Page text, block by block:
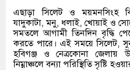
এছাড়া সিলেট ও ময়মনসিংহ
যাদুকাটা, মনু, ধলাই, খোয়াই ও
সমতলে আগামী তিনদিন বৃদ্ধি
করতে পারে। এই সময়ে সিলেট,
হবিগঞ্জ ও নেত্রকোনা জেলায়
নিম্নাঞ্চলে বন্যা পরিস্থিতি সৃষ্টি